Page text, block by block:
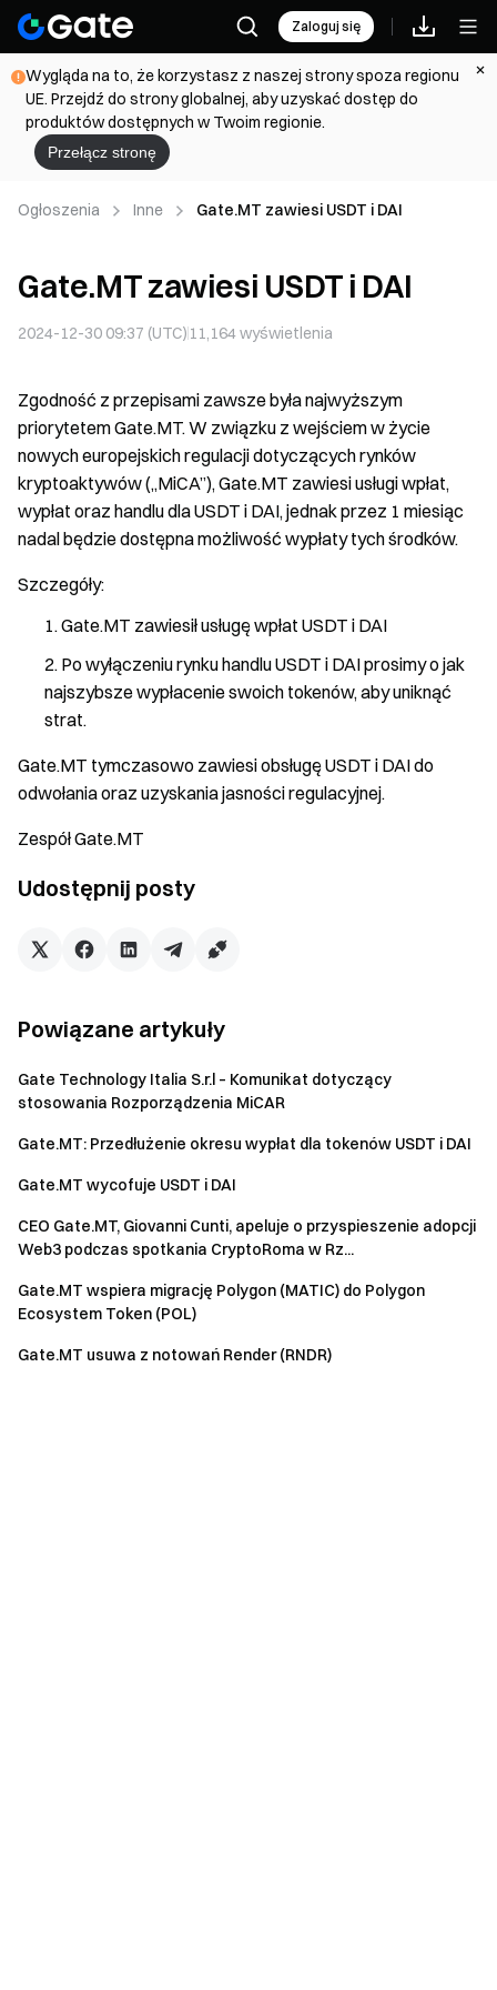
Zaloguj się
Wygląda na to, że korzystasz z naszej strony spoza regionu
UE. Przejdź do strony globalnej, aby uzyskać dostęp do
produktów dostępnych w Twoim regionie.
Przełącz stronę
Ogłoszenia Inne Gate.MT zawiesi USDT i DAI
Gate.MT zawiesi USDT i DAI
2024-12-30 09:37 (UTC) 11,164wyświetlenia
Zgodność z przepisami zawsze była najwyższym
priorytetem Gate.MT. W związku z wejściem w życie
nowych europejskich regulacji dotyczących rynków
kryptoaktywów („MiCA”), Gate.MT zawiesi usługi wpłat,
wypłat oraz handlu dla USDT i DAI, jednak przez 1 miesiąc
nadal będzie dostępna możliwość wypłaty tych środków.
Szczegóły:
Gate.MT zawiesił usługę wpłat USDT i DAI
Po wyłączeniu rynku handlu USDT i DAI prosimy o jak
najszybsze wypłacenie swoich tokenów, aby uniknąć
strat.
Gate.MT tymczasowo zawiesi obsługę USDT i DAI do
odwołania oraz uzyskania jasności regulacyjnej.
Zespół Gate.MT
Udostępnij posty
Powiązane artykuły
Gate Technology Italia S.r.l – Komunikat dotyczący
stosowania Rozporządzenia MiCAR
Gate.MT: Przedłużenie okresu wypłat dla tokenów USDT i DAI
Gate.MT wycofuje USDT i DAI
CEO Gate.MT, Giovanni Cunti, apeluje o przyspieszenie adopcji
Web3 podczas spotkania CryptoRoma w Rz...
Gate.MT wspiera migrację Polygon (MATIC) do Polygon
Ecosystem Token (POL)
Gate.MT usuwa z notowań Render (RNDR)